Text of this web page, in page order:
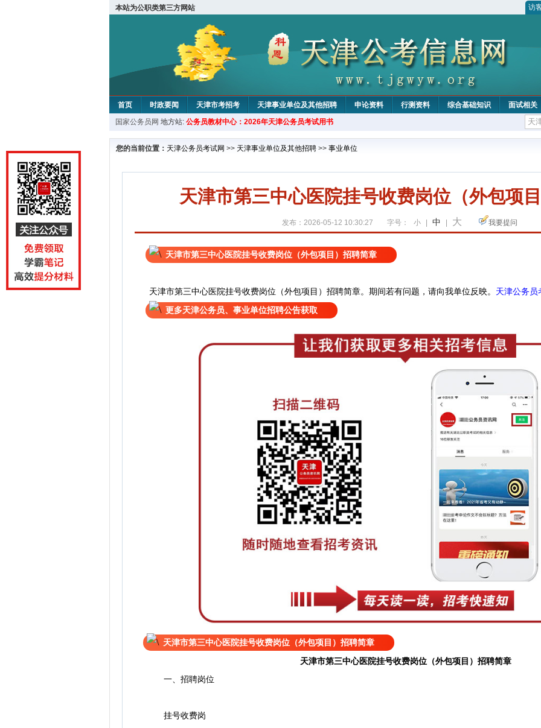
本站为公职类第三方网站 访
首页 时政要闻 天津市考招考 天津事业单位及其他招聘 申论资料 行测资料 综合基础知识 面试相关
教材中心
国家公务员网 地方站: 公务员教材中心：2026年天津公务员考试用书
您的当前位置： 天津公务员考试网 >> 天津事业单位及其他招聘 >> 事业单位
天津市第三中心医院挂号收费岗位（外包项
发布：2026-05-12 10:30:27 字号： 小 中 大 我要提问
天津市第三中心医院挂号收费岗位（外包项目）招聘简章
天津市第三中心医院挂号收费岗位（外包项目）招聘简章。 期间若有问题，请向我单位反映。 天津公务员
更多天津公务员、事业单位招聘公告获取
天津市第三中心医院挂号收费岗位（外包项目）招聘简章
天津市第三中心医院挂号收费岗位（外包项目）招聘简章
一、招聘岗位
挂号收费岗